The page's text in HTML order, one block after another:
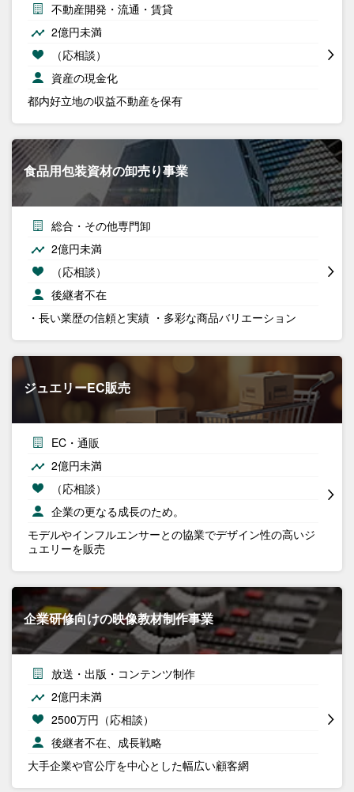
不動産開発・流通・賃貸
2億円未満
（応相談）
資産の現金化
都内好立地の収益不動産を保有
食品用包装資材の卸売り事業
総合・その他専門卸
2億円未満
（応相談）
後継者不在
・長い業歴の信頼と実績 ・多彩な商品バリエーション
ジュエリーEC販売
EC・通販
2億円未満
（応相談）
企業の更なる成長のため。
モデルやインフルエンサーとの協業でデザイン性の高いジ
ュエリーを販売
企業研修向けの映像教材制作事業
放送・出版・コンテンツ制作
2億円未満
2500万円（応相談）
後継者不在、成長戦略
大手企業や官公庁を中心とした幅広い顧客網